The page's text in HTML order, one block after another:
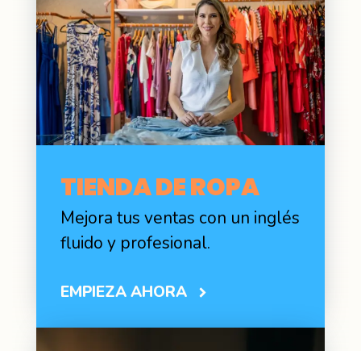
TIENDA DE ROPA
Mejora tus ventas con un inglés
fluido y profesional.
EMPIEZA AHORA